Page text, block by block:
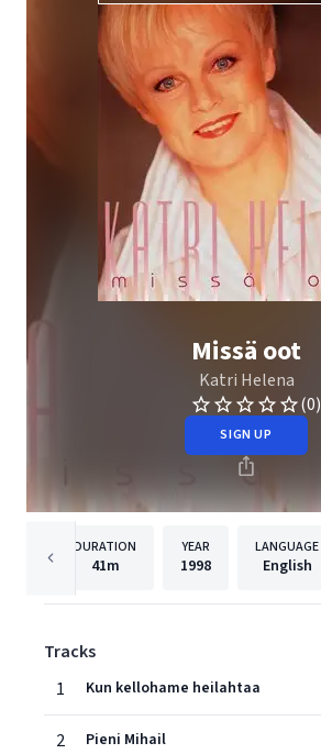
Missä oot
Katri Helena
(0)
SIGN UP
DURATION
41m
YEAR
1998
LANGUAGE
English
Tracks
1
Kun kellohame heilahtaa
2 Pieni Mihail